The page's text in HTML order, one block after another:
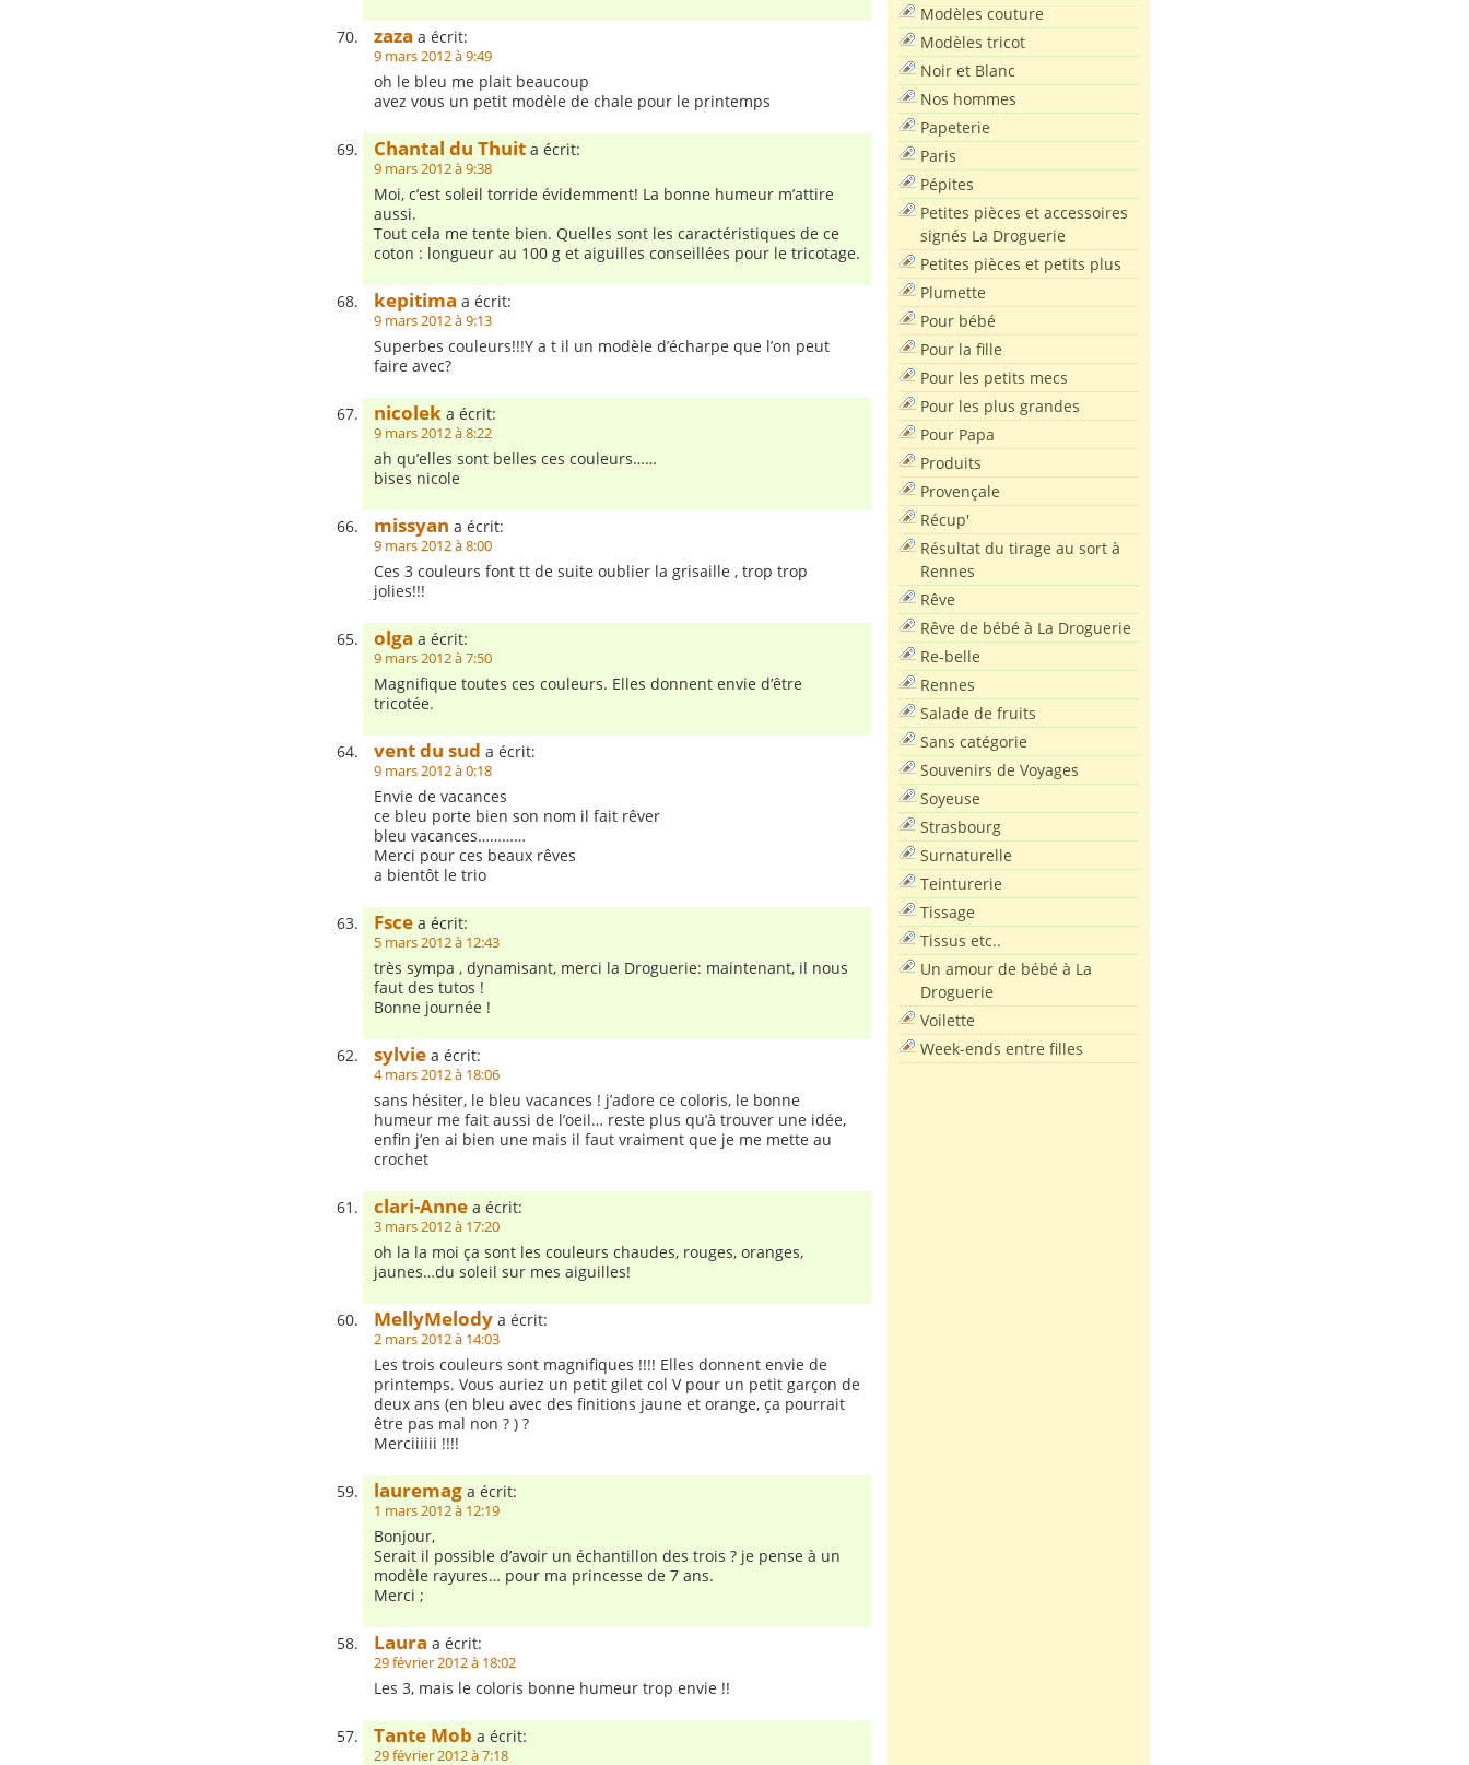
zaza a écrit:
9 mars 2012 à 9:49
oh le bleu me plait beaucoup
avez vous un petit modèle de chale pour le printemps
Chantal du Thuit a écrit:
9 mars 2012 à 9:38
Moi, c’est soleil torride évidemment! La bonne humeur m’attire
aussi.
Tout cela me tente bien. Quelles sont les caractéristiques de ce
coton : longueur au 100 g et aiguilles conseillées pour le tricotage.
kepitima a écrit:
9 mars 2012 à 9:13
Superbes couleurs!!!Y a t il un modèle d’écharpe que l’on peut
faire avec?
nicolek a écrit:
9 mars 2012 à 8:22
ah qu’elles sont belles ces couleurs……
bises nicole
missyan a écrit:
9 mars 2012 à 8:00
Ces 3 couleurs font tt de suite oublier la grisaille , trop trop
jolies!!!
olga a écrit:
9 mars 2012 à 7:50
Magnifique toutes ces couleurs. Elles donnent envie d’être
tricotée.
vent du sud a écrit:
9 mars 2012 à 0:18
Envie de vacances
ce bleu porte bien son nom il fait rêver
bleu vacances…………
Merci pour ces beaux rêves
a bientôt le trio
Fsce a écrit:
5 mars 2012 à 12:43
très sympa , dynamisant, merci la Droguerie: maintenant, il nous
faut des tutos !
Bonne journée !
sylvie a écrit:
4 mars 2012 à 18:06
sans hésiter, le bleu vacances ! j’adore ce coloris, le bonne
humeur me fait aussi de l’oeil… reste plus qu’à trouver une idée,
enfin j’en ai bien une mais il faut vraiment que je me mette au
crochet
clari-Anne a écrit:
3 mars 2012 à 17:20
oh la la moi ça sont les couleurs chaudes, rouges, oranges,
jaunes…du soleil sur mes aiguilles!
MellyMelody a écrit:
2 mars 2012 à 14:03
Les trois couleurs sont magnifiques !!!! Elles donnent envie de
printemps. Vous auriez un petit gilet col V pour un petit garçon de
deux ans (en bleu avec des finitions jaune et orange, ça pourrait
être pas mal non ? ) ?
Merciiiiii !!!!
lauremag a écrit:
1 mars 2012 à 12:19
Bonjour,
Serait il possible d’avoir un échantillon des trois ? je pense à un
modèle rayures… pour ma princesse de 7 ans.
Merci ;
Laura a écrit:
29 février 2012 à 18:02
Les 3, mais le coloris bonne humeur trop envie !!
Tante Mob a écrit:
29 février 2012 à 7:18
Modèles couture
Modèles tricot
Noir et Blanc
Nos hommes
Papeterie
Paris
Pépites
Petites pièces et accessoires
signés La Droguerie
Petites pièces et petits plus
Plumette
Pour bébé
Pour la fille
Pour les petits mecs
Pour les plus grandes
Pour Papa
Produits
Provençale
Récup'
Résultat du tirage au sort à
Rennes
Rêve
Rêve de bébé à La Droguerie
Re-belle
Rennes
Salade de fruits
Sans catégorie
Souvenirs de Voyages
Soyeuse
Strasbourg
Surnaturelle
Teinturerie
Tissage
Tissus etc..
Un amour de bébé à La
Droguerie
Voilette
Week-ends entre filles